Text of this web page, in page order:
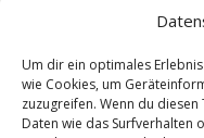
Um dir ein optimales
wie Cookies, um
zuzugreifen. Wenn du
Daten wie das Surfverhalten
Gesellschaftsroman
Roman
Sachbuch